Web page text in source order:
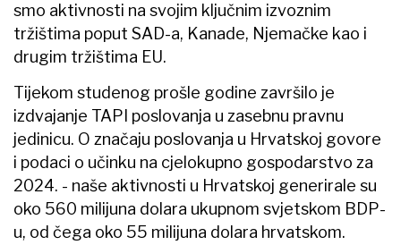
smo aktivnosti na svojim ključnim izvoznim
tržištima poput SAD-a, Kanade, Njemačke kao i
drugim tržištima EU.
Tijekom studenog prošle godine završilo je
izdvajanje TAPI poslovanja u zasebnu pravnu
jedinicu. O značaju poslovanja u Hrvatskoj govore
i podaci o učinku na cjelokupno gospodarstvo za
2024. - naše aktivnosti u Hrvatskoj generirale su
oko 560 milijuna dolara ukupnom svjetskom BDP-
u, od čega oko 55 milijuna dolara hrvatskom.